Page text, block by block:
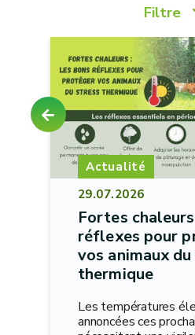
Filtre
Actualité
29.07.2026
Fortes
réflexes pour
vos animaux
thermique
Les températures
annoncées ces